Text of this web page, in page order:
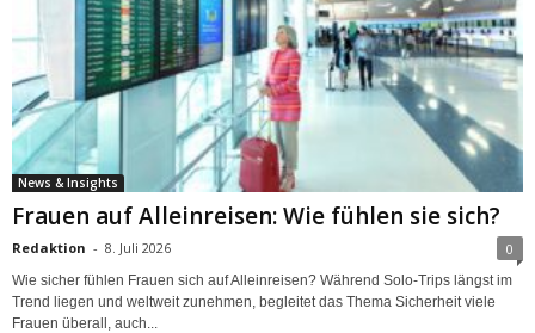
News & Insights
Frauen auf Alleinreisen: Wie fühlen sie sich?
Redaktion - 8. Juli 2026 0
Wie sicher fühlen Frauen sich auf Alleinreisen? Während Solo-Trips längst im
Trend liegen und weltweit zunehmen, begleitet das Thema Sicherheit viele
Frauen überall, auch...